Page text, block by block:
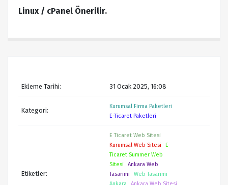
Linux / cPanel Önerilir.
Ekleme Tarihi: 31 Ocak 2025, 16:08
Kategori:
Kurumsal Firma Paketleri
E-Ticaret Paketleri
Etiketler:
E Ticaret Web Sitesi
Kurumsal Web Sitesi
E
Ticaret Summer Web
Sitesi
Ankara Web
Tasarımı
Web Tasarımı